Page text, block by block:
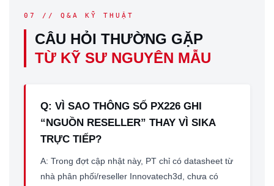
07 // Q&A KỸ THUẬT
CÂU HỎI THƯỜNG GẶP
TỪ KỸ SƯ NGUYÊN MẪU
Q: VÌ SAO THÔNG SỐ PX226 GHI
“NGUỒN RESELLER” THAY VÌ SIKA
TRỰC TIẾP?
A: Trong đợt cập nhật này, PT chỉ có datasheet từ
nhà phân phối/reseller Innovatech3d, chưa có